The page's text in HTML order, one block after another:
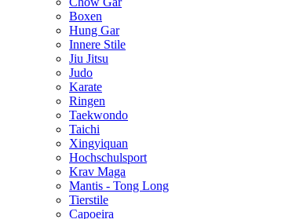
Boxen
Hung Gar
Innere Stile
Jiu Jitsu
Judo
Karate
Ringen
Taekwondo
Taichi
Xingyiquan
Hochschulsport
Krav Maga
Mantis - Tong Long
Tierstile
Capoeira